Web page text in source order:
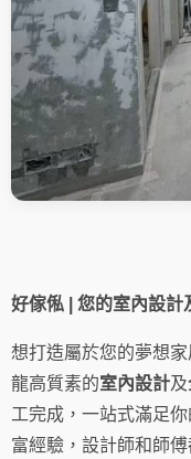
好傢俬 | 您的室內設計
想打造屬於您的夢想
龍高質素的室內設計及
工完成，一站式滿足
富經驗，設計師和師